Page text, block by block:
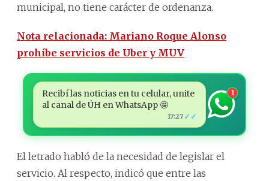
municipal, no tiene carácter de ordenanza.
Nota relacionada: Mariano Roque Alonso
prohíbe servicios de Uber y MUV
Recibí las noticias en tu celular, unite
al canal de ÚH en WhatsApp 🤩
17:27 ✓✓
1
El letrado habló de la necesidad de legislar el
servicio. Al respecto, indicó que entre las